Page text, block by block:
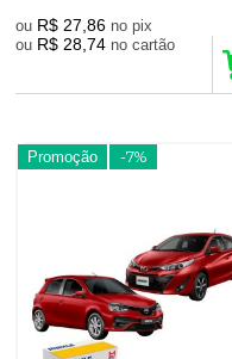
ou R$ 27,86
no pix
ou R$ 28,74 no cartão
Promoção -7%